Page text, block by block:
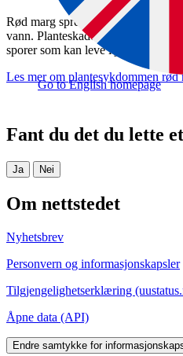
Go to English homepage
Rød marg spres med infiserte
vann. Plante­skadegjøreren
sporer som kan leve i jord uten
Les mer om plantesykdommen rød
Fant du det du lette
Ja Nei
Om nettstedet
Nyhetsbrev
Personvern og informasjonskapsler
Tilgjengelighetserklæring
Åpne data (API)
Endre samtykke for